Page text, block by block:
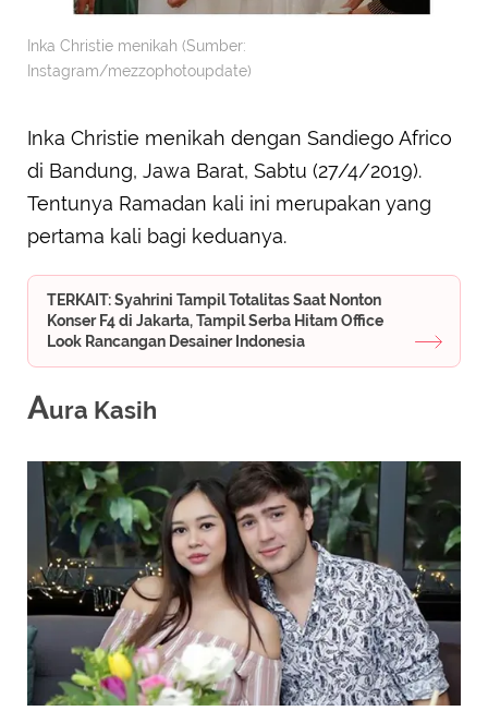
Inka Christie menikah (Sumber:
Instagram/mezzophotoupdate)
Inka Christie menikah dengan Sandiego Africo
di Bandung, Jawa Barat, Sabtu (27/4/2019).
Tentunya Ramadan kali ini merupakan yang
pertama kali bagi keduanya.
TERKAIT: Syahrini Tampil Totalitas Saat Nonton
Konser F4 di Jakarta, Tampil Serba Hitam Office
Look Rancangan Desainer Indonesia
Aura Kasih